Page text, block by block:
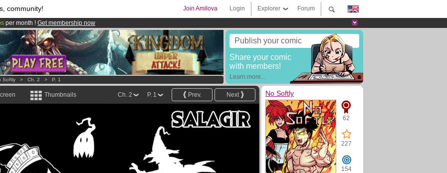
community! Forum
Explorer
Login
Join Amilova
per month ! Get membership now
comics & mangas!.
Publish your comic
Share your comic
with members!
Learn more...
Softly > Ch. 2 > P. 1
Thumbnails Next
Prev.
P. 1
Ch. 2 No Softly
62
227
154